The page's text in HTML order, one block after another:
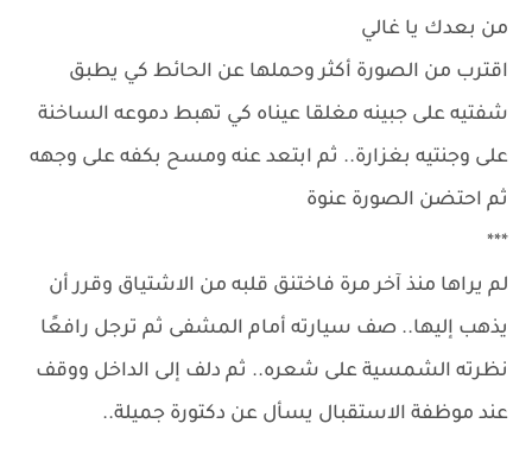
من بعدك يا غالي
اقترب من الصورة أكثر وحملها عن الحائط كي يطبق
شفتيه على جبينه مغلقا عيناه كي تهبط دموعه الساخنة
على وجنتيه بغزارة.. ثم ابتعد عنه ومسح بكفه على وجهه
ثم احتضن الصورة عنوة
***
لم يراها منذ آخر مرة فاختنق قلبه من الاشتياق وقرر أن
يذهب إليها.. صف سيارته أمام المشفى ثم ترجل رافعًا
نظرته الشمسية على شعره.. ثم دلف إلى الداخل ووقف
عند موظفة الاستقبال يسأل عن دكتورة جميلة..